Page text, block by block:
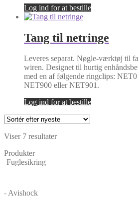
Log ind for at bestille
Tang til netringe
Leveres separat. Nøgle-værktøj til
wiren. Designet til hurtig
med en af følgende ringclips:
NET900 eller NET901.
Log ind for at bestille
Viser 7 resultaterSorteret
Produkter
Fuglesikring
- Avishock